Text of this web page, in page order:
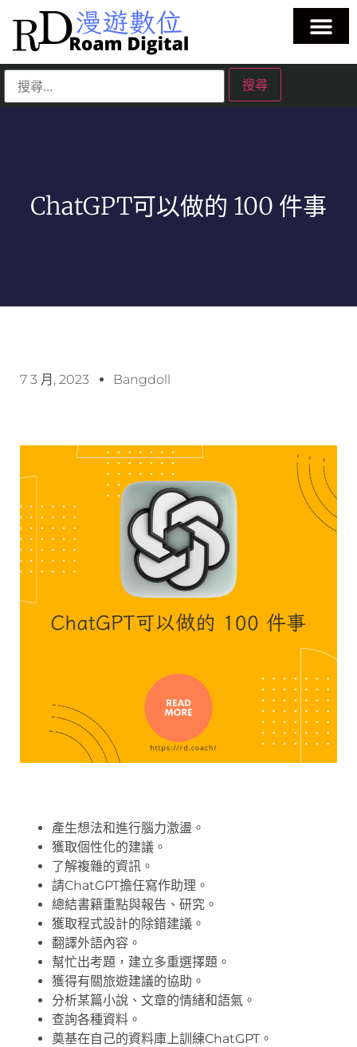
ChatGPT可以做的 100 件事
7 3 月, 2023 Bangdoll
產生想法和進行腦力激盪。
獲取個性化的建議。
了解複雜的資訊。
請ChatGPT擔任寫作助理。
總結書籍重點與報告、研究。
獲取程式設計的除錯建議。
翻譯外語內容。
幫忙出考題，建立多重選擇題。
獲得有關旅遊建議的協助。
分析某篇小說、文章的情緒和語氣。
查詢各種資料。
奠基在自己的資料庫上訓練ChatGPT。